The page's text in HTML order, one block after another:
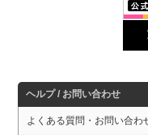
ヘルプ / お問い合わせ
よくある質問・お問い合わ